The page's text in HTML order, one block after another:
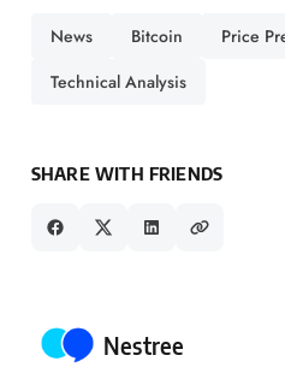
News Bitcoin
Price
Technical Analysis
SHARE WITH FRIENDS
Posted by
Nestree